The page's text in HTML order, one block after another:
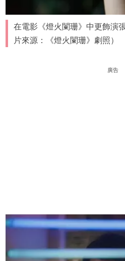
在電影《燈火闌珊》中更飾演
片來源：《燈火闌珊》劇照）
廣告